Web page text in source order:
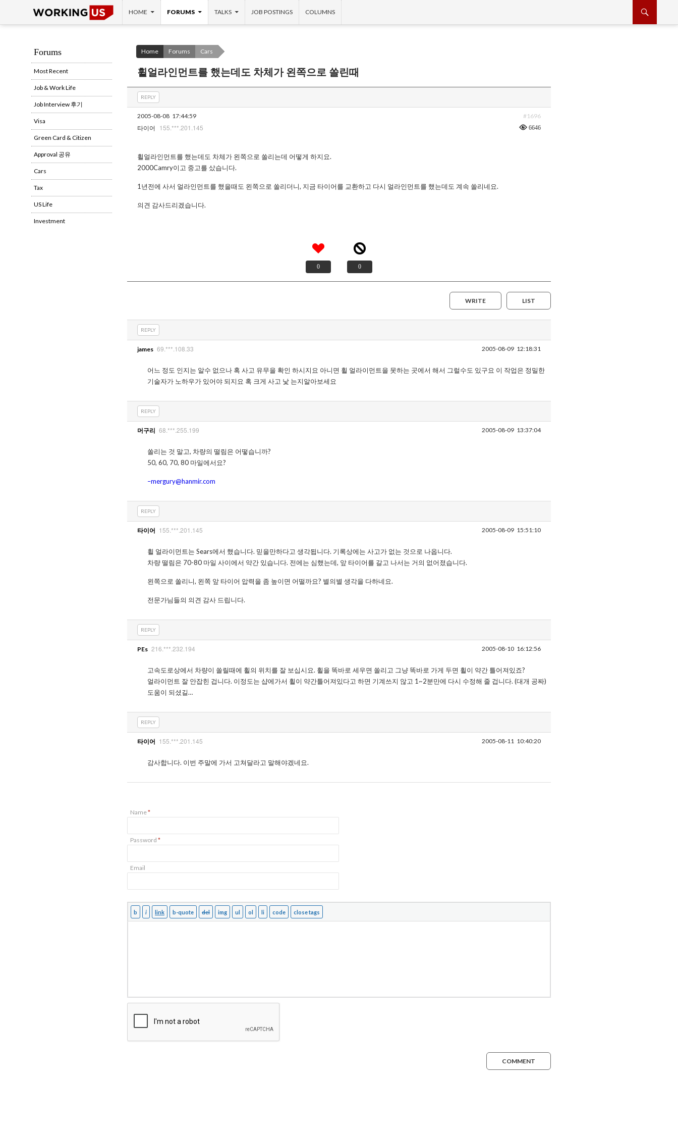
SKIP TO CONTENT
HOME FORUMS TALKS JOB POSTINGS COLUMNS
Home Forums Cars
휠얼라인먼트를 했는데도 차체가 왼쪽으로 쏠린때
REPLY
2005-08-08 17:44:59 #1696
타이어 155.***.201.145 6646
휠얼라인먼트를 했는데도 차체가 왼쪽으로 쏠리는데 어떻게 하지요.
2000Camry이고 중고를 샀습니다.
1년전에 사서 얼라인먼트를 했을때도 왼쪽으로 쏠리더니, 지금 타이어를 교환하고 다시 얼라인먼트를 했는데도 계속 쏠리네요.
의견 감사드리겠습니다.
0 0
LIST
WRITE
REPLY
james 69.***.108.33 2005-08-09 12:18:31
어느 정도 인지는 알수 없으나 혹 사고 유무을 확인 하시지요 아니면 휠 얼라이먼트을 못하는 곳에서 해서 그럴수도 있구요 이 작업은 정밀한
기술자가 노하우가 있어야 되지요 혹 크게 사고 낯 는지알아보세요
REPLY
머구리 68.***.255.199 2005-08-09 13:37:04
쏠리는 것 말고, 차량의 떨림은 어떻습니까?
50, 60, 70, 80 마일에서요?
–mergury@hanmir.com
REPLY
타이어 155.***.201.145 2005-08-09 15:51:10
휠 얼라이먼트는 Sears에서 했습니다. 믿을만하다고 생각됩니다. 기록상에는 사고가 없는 것으로 나옵니다.
차량 떨림은 70-80 마일 사이에서 약간 있습니다. 전에는 심했는데, 앞 타이어를 갈고 나서는 거의 없어졌습니다.
왼쪽으로 쏠리니, 왼쪽 앞 타이어 압력을 좀 높이면 어떨까요? 별의별 생각을 다하네요.
전문가님들의 의견 감사 드립니다.
REPLY
PEs 216.***.232.194 2005-08-10 16:12:56
고속도로상에서 차량이 쏠릴때에 휠의 위치를 잘 보십시요. 휠을 똑바로 세우면 쏠리고 그냥 똑바로 가게 두면 휠이 약간 틀어져있죠?
얼라이먼트 잘 안잡힌 겁니다. 이정도는 샵에가서 휠이 약간틀어져있다고 하면 기계쓰지 않고 1~2분만에 다시 수정해 줄 겁니다. (대개 공짜)
도움이 되셨길…
REPLY
타이어 155.***.201.145 2005-08-11 10:40:20
감사합니다. 이번 주말에 가서 고쳐달라고 말해야겠네요.
Name*
Password *
Email
COMMENT
Forums
Most Recent
Job & Work Life
Job Interview 후기
Visa
Green Card & Citizen
Approval 공유
Cars
Tax
US Life
Investment